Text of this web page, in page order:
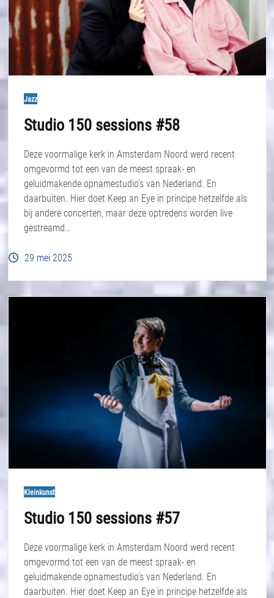
Jazz
Studio 150 sessions #58
Deze voormalige kerk in Amsterdam Noord werd recent
omgevormd tot een van de meest spraak- en
geluidmakende opnamestudio’s van Nederland. En
daarbuiten. Hier doet Keep an Eye in principe hetzelfde als
bij andere concerten, maar deze optredens worden live
gestreamd…
29 mei 2025
Kleinkunst
Studio 150 sessions #57
Deze voormalige kerk in Amsterdam Noord werd recent
omgevormd tot een van de meest spraak- en
geluidmakende opnamestudio’s van Nederland. En
daarbuiten. Hier doet Keep an Eye in principe hetzelfde als